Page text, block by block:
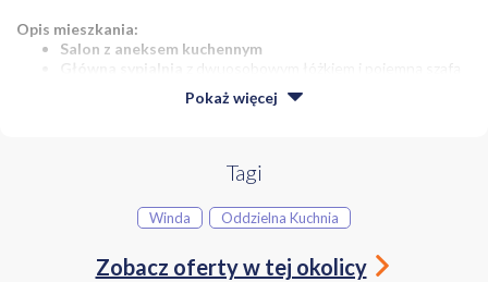
Opis mieszkania:
Salon z aneksem kuchennym
Główna sypialnia
z dwuosobowym łóżkiem i pojemną szafą
sypialnia z biurkiem
z wanną i pralką
Ul. Rembielińska, Targówek– lokalizacja z dobrą
Pokaż więcej
Tagi
Winda Oddzielna Kuchnia
Zobacz oferty w tej okolicy